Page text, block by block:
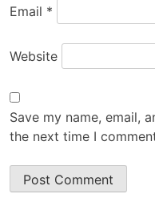
Email *
Website
Save my name, email,
the next time I